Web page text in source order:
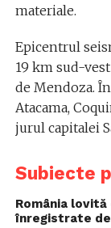
materiale.
Epicentrul
19 km sud-
de Mendoza.
Atacama,
jurul capitalei
Subiecte
România
înregistrate